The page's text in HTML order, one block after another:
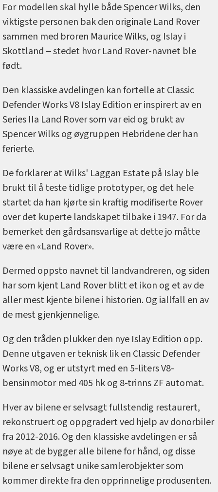
For modellen skal hylle både Spencer Wilks, den
viktigste personen bak den originale Land Rover
sammen med broren Maurice Wilks, og Islay i
Skottland ‒ stedet hvor Land Rover-navnet ble
født.
Den klassiske avdelingen kan fortelle at Classic
Defender Works V8 Islay Edition er inspirert av en
Series IIa Land Rover som var eid og brukt av
Spencer Wilks og øygruppen Hebridene der han
ferierte.
De forklarer at Wilks' Laggan Estate på Islay ble
brukt til å teste tidlige prototyper, og det hele
startet da han kjørte sin kraftig modifiserte Rover
over det kuperte landskapet tilbake i 1947. For da
bemerket den gårdsansvarlige at dette jo måtte
være en «Land Rover».
Dermed oppsto navnet til landvandreren, og siden
har som kjent Land Rover blitt et ikon og et av de
aller mest kjente bilene i historien. Og iallfall en av
de mest gjenkjennelige.
Og den tråden plukker den nye Islay Edition opp.
Denne utgaven er teknisk lik en Classic Defender
Works V8, og er utstyrt med en 5-liters V8-
bensinmotor med 405 hk og 8-trinns ZF automat.
Hver av bilene er selvsagt fullstendig restaurert,
rekonstruert og oppgradert ved hjelp av donorbiler
fra 2012-2016. Og den klassiske avdelingen er så
nøye at de bygger alle bilene for hånd, og disse
bilene er selvsagt unike samlerobjekter som
kommer direkte fra den opprinnelige produsenten.